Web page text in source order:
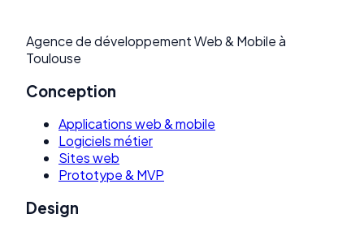
Agence de développement Web & Mobile à
Toulouse
Conception
Applications web & mobile
Logiciels métier
Sites web
Prototype & MVP
Design